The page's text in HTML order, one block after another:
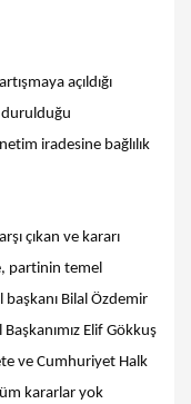
açıldığı
durulduğu
iradesine bağlılık
çıkan ve kararı
partinin temel
Bilal Özdemir
Elif Gökkuş
ve Cumhuriyet Halk
kararlar yok